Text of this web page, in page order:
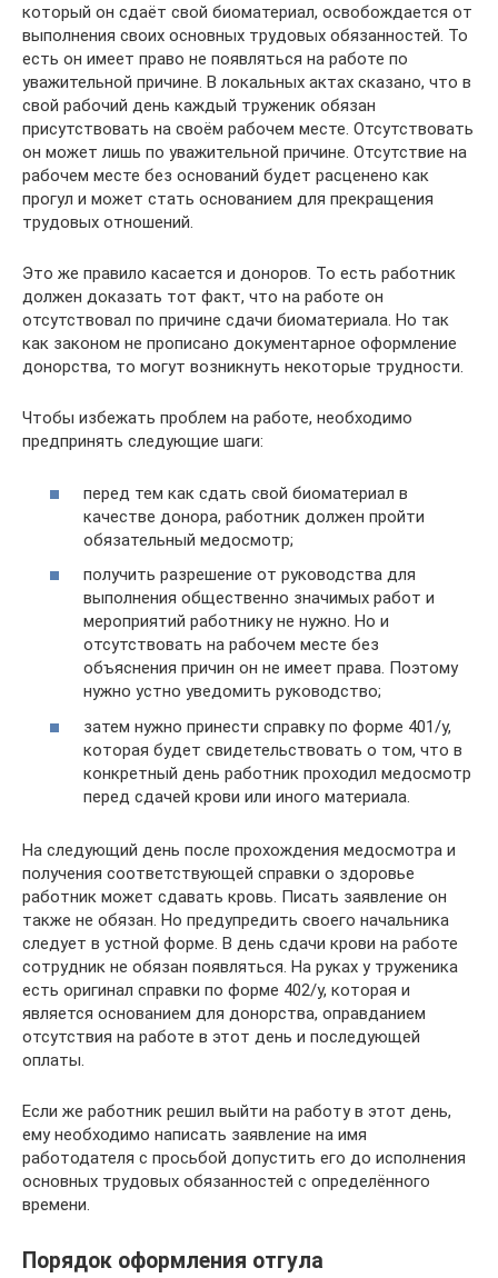
который он сдаёт свой биоматериал, освобождается от
выполнения своих основных трудовых обязанностей. То
есть он имеет право не появляться на работе по
уважительной причине. В локальных актах сказано, что в
свой рабочий день каждый труженик обязан
присутствовать на своём рабочем месте. Отсутствовать
он может лишь по уважительной причине. Отсутствие на
рабочем месте без оснований будет расценено как
прогул и может стать основанием для прекращения
трудовых отношений.
Это же правило касается и доноров. То есть работник
должен доказать тот факт, что на работе он
отсутствовал по причине сдачи биоматериала. Но так
как законом не прописано документарное оформление
донорства, то могут возникнуть некоторые трудности.
Чтобы избежать проблем на работе, необходимо
предпринять следующие шаги:
перед тем как сдать свой биоматериал в
качестве донора, работник должен пройти
обязательный медосмотр;
получить разрешение от руководства для
выполнения общественно значимых работ и
мероприятий работнику не нужно. Но и
отсутствовать на рабочем месте без
объяснения причин он не имеет права. Поэтому
нужно устно уведомить руководство;
затем нужно принести справку по форме 401/у,
которая будет свидетельствовать о том, что в
конкретный день работник проходил медосмотр
перед сдачей крови или иного материала.
На следующий день после прохождения медосмотра и
получения соответствующей справки о здоровье
работник может сдавать кровь. Писать заявление он
также не обязан. Но предупредить своего начальника
следует в устной форме. В день сдачи крови на работе
сотрудник не обязан появляться. На руках у труженика
есть оригинал справки по форме 402/у, которая и
является основанием для донорства, оправданием
отсутствия на работе в этот день и последующей
оплаты.
Если же работник решил выйти на работу в этот день,
ему необходимо написать заявление на имя
работодателя с просьбой допустить его до исполнения
основных трудовых обязанностей с определённого
времени.
Порядок оформления отгула